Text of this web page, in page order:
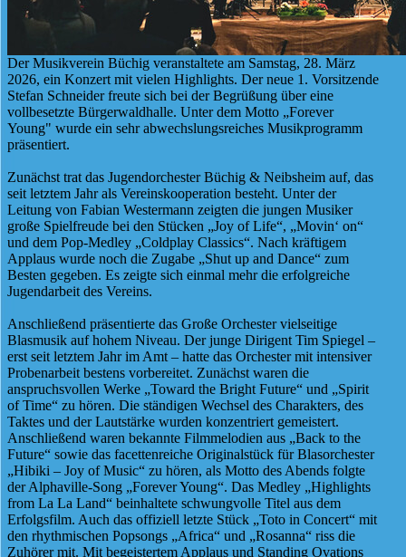
Der Musikverein Büchig veranstaltete am Samstag, 28. März
2026, ein Konzert mit vielen Highlights. Der neue 1. Vorsitzende
Stefan Schneider freute sich bei der Begrüßung über eine
vollbesetzte Bürgerwaldhalle. Unter dem Motto „Forever
Young" wurde ein sehr abwechslungsreiches Musikprogramm
präsentiert.
Zunächst trat das Jugendorchester Büchig & Neibsheim auf, das
seit letztem Jahr als Vereinskooperation besteht. Unter der
Leitung von Fabian Westermann zeigten die jungen Musiker
große Spielfreude bei den Stücken „Joy of Life“, „Movin‘ on“
und dem Pop-Medley „Coldplay Classics“. Nach kräftigem
Applaus wurde noch die Zugabe „Shut up and Dance“ zum
Besten gegeben. Es zeigte sich einmal mehr die erfolgreiche
Jugendarbeit des Vereins.
Anschließend präsentierte das Große Orchester vielseitige
Blasmusik auf hohem Niveau. Der junge Dirigent Tim Spiegel –
erst seit letztem Jahr im Amt – hatte das Orchester mit intensiver
Probenarbeit bestens vorbereitet. Zunächst waren die
anspruchsvollen Werke „Toward the Bright Future“ und „Spirit
of Time“ zu hören. Die ständigen Wechsel des Charakters, des
Taktes und der Lautstärke wurden konzentriert gemeistert.
Anschließend waren bekannte Filmmelodien aus „Back to the
Future“ sowie das facettenreiche Originalstück für Blasorchester
„Hibiki – Joy of Music“ zu hören, als Motto des Abends folgte
der Alphaville-Song „Forever Young“. Das Medley „Highlights
from La La Land“ beinhaltete schwungvolle Titel aus dem
Erfolgsfilm. Auch das offiziell letzte Stück „Toto in Concert“ mit
den rhythmischen Popsongs „Africa“ und „Rosanna“ riss die
Zuhörer mit. Mit begeistertem Applaus und Standing Ovations